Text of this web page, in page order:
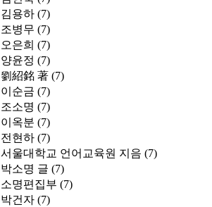
김용하 (7)
조병무 (7)
오은희 (7)
양윤정 (7)
劉紹銘 著 (7)
이순금 (7)
조소명 (7)
이옥분 (7)
전현하 (7)
서울대학교 언어교육원 지음 (7)
박소명 글 (7)
소명편집부 (7)
박건자 (7)